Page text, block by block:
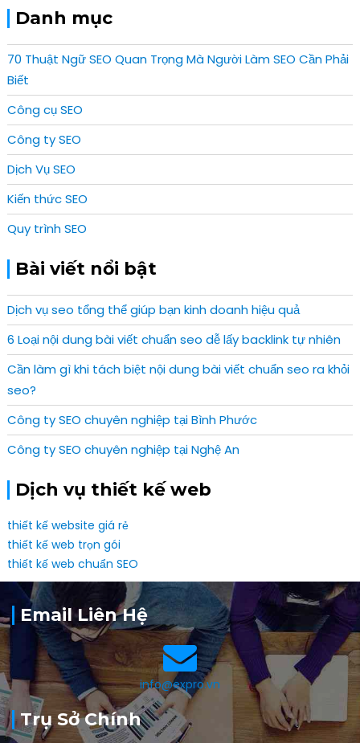
Danh mục
70 Thuật Ngữ SEO Quan Trọng Mà Người Làm SEO Cần Phải
Biết
Công cụ SEO
Công ty SEO
Dịch Vụ SEO
Kiến thức SEO
Quy trình SEO
Bài viết nổi bật
Dịch vụ seo tổng thể giúp bạn kinh doanh hiệu quả
6 Loại nội dung bài viết chuẩn seo dễ lấy backlink tự nhiên
Cần làm gì khi tách biệt nội dung bài viết chuẩn seo ra khỏi
seo?
Công ty SEO chuyên nghiệp tại Bình Phước
Công ty SEO chuyên nghiệp tại Nghệ An
Dịch vụ thiết kế web
thiết kế website giá rẻ
thiết kế web trọn gói
thiết kế web chuẩn SEO
Email Liên Hệ
info@expro.vn
Trụ Sở Chính